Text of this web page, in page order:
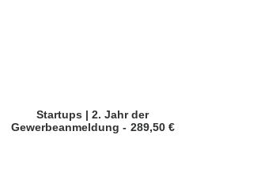
Startups | 2. Jahr der
Gewerbeanmeldung
289,50 €